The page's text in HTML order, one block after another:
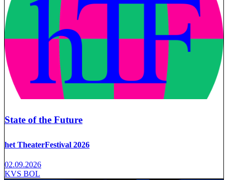
State of the Future
het TheaterFestival 2026
02.09.2026
KVS BOL